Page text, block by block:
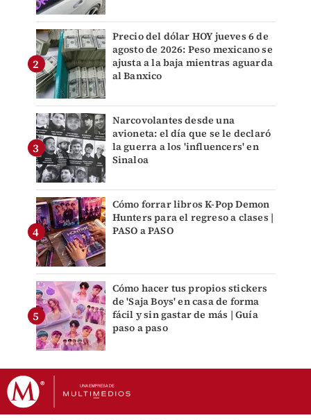
Precio del dólar HOY jueves 6 de
agosto de 2026: Peso mexicano se
ajusta a la baja mientras aguarda
al Banxico
Narcovolantes desde una
avioneta: el día que se le declaró
la guerra a los 'influencers' en
Sinaloa
Cómo forrar libros K-Pop Demon
Hunters para el regreso a clases |
PASO a PASO
Cómo hacer tus propios stickers
de 'Saja Boys' en casa de forma
fácil y sin gastar de más | Guía
paso a paso